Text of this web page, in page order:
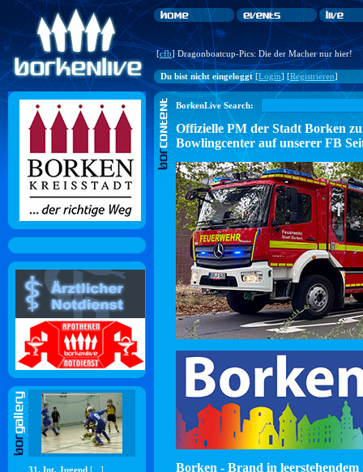
[cfb] Dragonboatcup-Pics: Die der Macher nur hier!
Du bist nicht eingeloggt[Login] [Registrieren]
31. Int. Jugend [...]
BorkenLive Search:
Offizielle PM der Stadt Borken
Bowlingcenter auf unserer FB
Borken - Brand in leerstehendem